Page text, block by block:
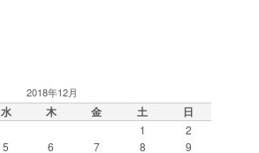
2018年12月
水 木 金 土 日
1
2
5 6 7 8 9